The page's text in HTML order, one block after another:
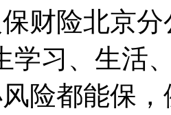
财险北京
学习、生活
险都能保